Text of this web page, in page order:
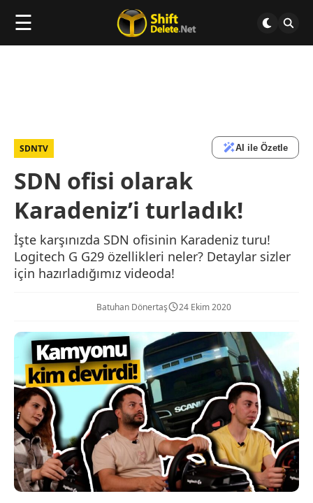
☰
SDNTV AI ile Özetle
SDN ofisi olarak
Karadeniz’i turladık!
İşte karşınızda SDN ofisinin Karadeniz turu!
Logitech G G29 özellikleri neler? Detaylar sizler
için hazırladığımız videoda!
Batuhan Dönertaş 24 Ekim 2020